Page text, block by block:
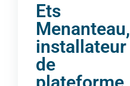
Ets
Menanteau,
installateur
de